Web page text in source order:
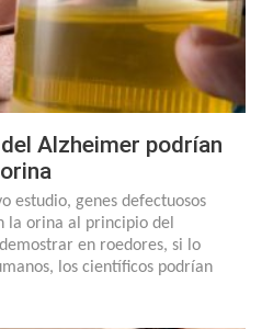
Alzheimer podrían
estudio, genes defectuosos
la orina al principio del
en roedores, si lo
los científicos podrían